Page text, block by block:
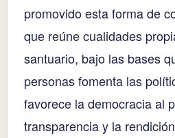
promovido esta forma de
que reúne cualidades
santuario, bajo las bases
personas fomenta las
favorece la democracia al
transparencia y la